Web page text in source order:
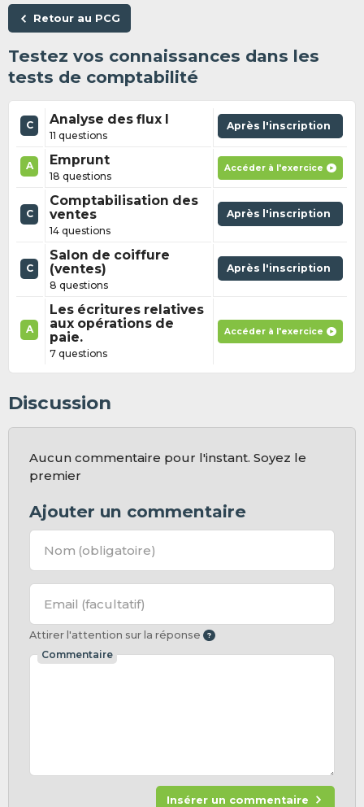
Retour au PCG
Testez vos connaissances dans les
tests de comptabilité
C Analyse des flux I
11 questions
Après l'inscription
A Emprunt
18 questions
Accéder à l'exercice
C
Comptabilisation des
ventes
14 questions
Après l'inscription
C
Salon de coiffure
(ventes)
8 questions
Après l'inscription
A
Les écritures relatives
aux opérations de
paie.
7 questions
Accéder à l'exercice
Discussion
Aucun commentaire pour l'instant. Soyez le
premier
Ajouter un commentaire
Nom (obligatoire)
Email (facultatif)
Attirer l'attention sur la réponse
Commentaire
Insérer un commentaire